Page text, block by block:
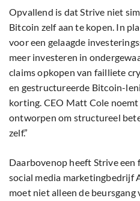
Opvallend is dat Strive niet
Bitcoin zelf aan te kopen. In
voor een gelaagde
meer investeren in
claims opkopen van failliete
en gestructureerde Bitcoin-
korting. CEO Matt Cole
ontworpen om structureel
zelf.”
Daarbovenop heeft Strive een
social media marketingbedrijf
moet niet alleen de beursgang